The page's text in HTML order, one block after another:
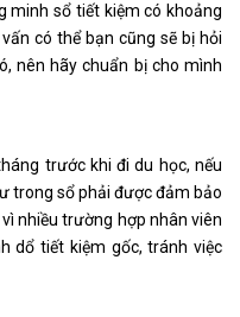
minh sổ tiết kiệm có khoảng
có thể bạn cũng sẽ bị hỏi
nên hãy chuẩn bị cho mình
trước khi đi du học, nếu
trong sổ phải được đảm bảo
nhiều trường hợp nhân viên
dổ tiết kiệm gốc, tránh việc